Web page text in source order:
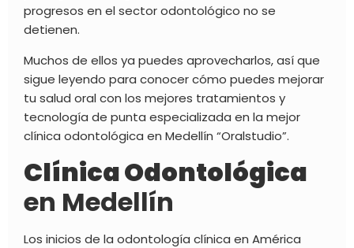
progresos en el sector odontológico no se
detienen.
Muchos de ellos ya puedes aprovecharlos, así que
sigue leyendo para conocer cómo puedes mejorar
tu salud oral con los mejores tratamientos y
tecnología de punta especializada en la mejor
clínica odontológica en Medellín “Oralstudio”.
Clínica Odontológica
en Medellín
Los inicios de la odontología clínica en América